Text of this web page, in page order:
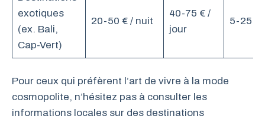
exotiques
(ex. Bali,
Cap-Vert)
20-50 € / nuit
40-75 € /
jour
5-25 €
Pour ceux qui préfèrent l’art de vivre à la mode
cosmopolite, n’hésitez pas à consulter les
informations locales sur des destinations